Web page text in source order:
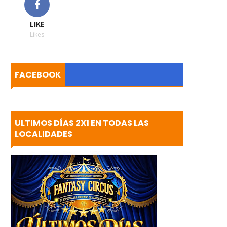
LIKE
Likes
FACEBOOK
ULTIMOS DÍAS 2X1 EN TODAS LAS
LOCALIDADES